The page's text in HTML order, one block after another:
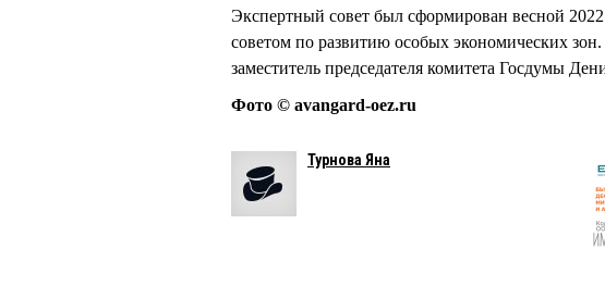
Экспертный совет был сформирован весной
советом по развитию особых экономических
заместитель председателя комитета Госдумы
Фото © avangard-oez.ru
Турнова Яна